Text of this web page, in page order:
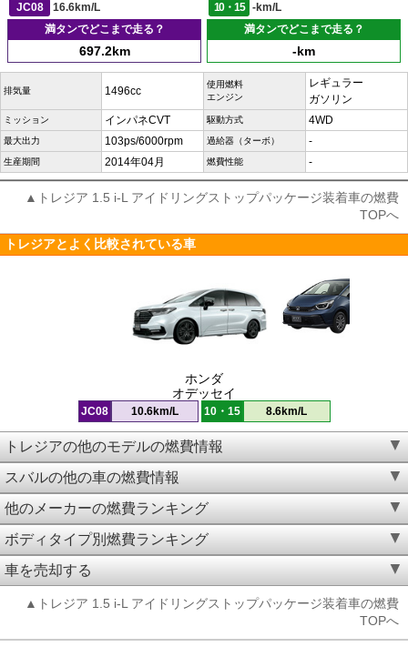
JC08
16.6km/L 10・15
-km/L
満タンでどこまで走る？
697.2km
満タンでどこまで走る？
-km
排気量 1496cc
使用燃料
エンジン
レギュラー
ガソリン
ミッション インパネCVT 駆動方式 4WD
最大出力 103ps/6000rpm 過給器（ターボ） -
生産期間 2014年04月 燃費性能 -
▲トレジア 1.5 i-L アイドリングストップパッケージ装着車の燃費
TOPへ
トレジアとよく比較されている車
ホンダ
オデッセイ
JC08 10.6km/L 10・15 8.6km/L
トレジアの他のモデルの燃費情報
スバルの他の車の燃費情報
他のメーカーの燃費ランキング
ボディタイプ別燃費ランキング
車を売却する
▲トレジア 1.5 i-L アイドリングストップパッケージ装着車の燃費
TOPへ